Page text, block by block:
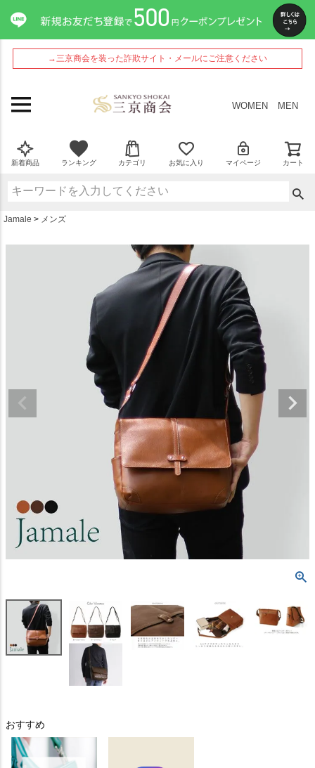
→三京商会を装った詐欺サイト・メールにご注意ください
WOMEN MEN
新着商品 ランキング カテゴリ お気に入り マイページ カート
Jamale メンズ
おすすめ
ペー
ジト
ップ
へ